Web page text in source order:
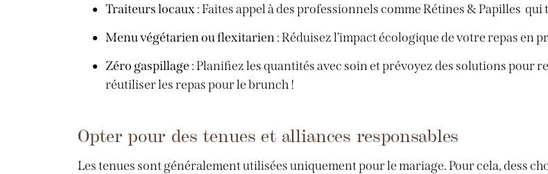
Traiteurs locaux: Faites appel à des professionnels comme Rétines & Papilles
Menu végétarien ou flexitarien : Réduisez l’impact écologique de votre repas en
Zéro gaspillage: Planifiez les quantités avec soin et prévoyez des solutions pour
réutiliser les repas pour le brunch !
Opter pour des tenues et alliances responsables
Les tenues sont généralement utilisées uniquement pour le mariage. Pour cela, dess